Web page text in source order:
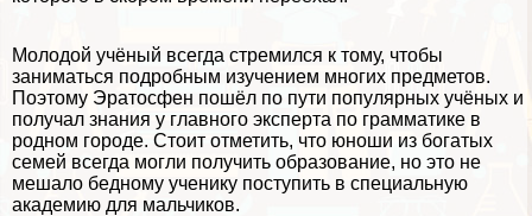
Молодой учёный всегда стремился к тому, чтобы
заниматься подробным изучением многих предметов.
Поэтому Эратосфен пошёл по пути популярных учёных и
получал знания у главного эксперта по грамматике в
родном городе. Стоит отметить, что юноши из богатых
семей всегда могли получить образование, но это не
мешало бедному ученику поступить в специальную
академию для мальчиков.